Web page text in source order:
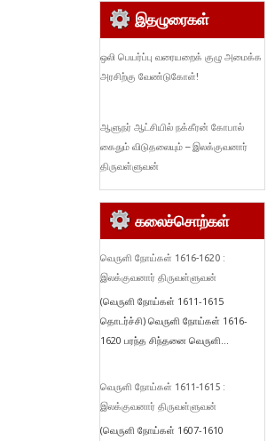
இதழுரைகள்
ஒலி பெயர்ப்பு வரையறைக் குழு அமைக்க
அரசிற்கு வேண்டுகோள்!
ஆளுநர் ஆட்சியில் நக்கீரன் கோபால்
கைதும் விடுதலையும் – இலக்குவனார்
திருவள்ளுவன்
கலைச்சொற்கள்
வெருளி நோய்கள் 1616-1620 :
இலக்குவனார் திருவள்ளுவன்
(வெருளி நோய்கள் 1611-1615
தொடர்ச்சி) வெருளி நோய்கள் 1616-
1620 பரந்த சிந்தனை வெருளி...
வெருளி நோய்கள் 1611-1615 :
இலக்குவனார் திருவள்ளுவன்
(வெருளி நோய்கள் 1607-1610